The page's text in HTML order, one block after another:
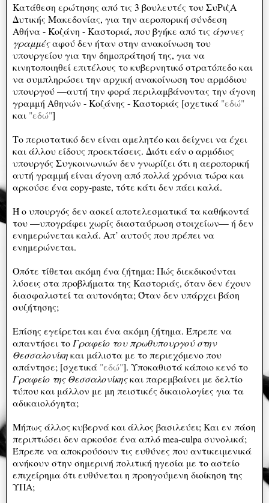
Κατάθεση ερώτησης από τις 3 βουλευτές του ΣυΡιζΑ
Δυτικής Μακεδονίας, για την αεροπορική σύνδεση
Αθήνα - Κοζάνη - Καστοριά, που βγήκε από τις άγονες
γραμμέςαφού δεν ήταν στην ανακοίνωση του
υπουργείου για την δημοπράτησή της, για να
κινητοποιηθεί επιτέλους το κυβερνητικό στρατόπεδο και
να συμπληρώσει την αρχική ανακοίνωση του αρμόδιου
υπουργού —αυτή την φορά περιλαμβάνοντας την άγονη
γραμμή Αθηνών - Κοζάνης - Καστοριάς [σχετικά "εδώ"
και "εδώ"]
Το περιστατικό δεν είναι αμελητέο και δείχνει να έχει
και άλλου είδους προεκτάσεις. Διότι εάν ο αρμόδιος
υπουργός Συγκοινωνιών δεν γνωρίζει ότι η αεροπορική
αυτή γραμμή είναι άγονη από πολλά χρόνια τώρα και
αρκούσε ένα copy-paste, τότε κάτι δεν πάει καλά.
Ή ο υπουργός δεν ασκεί αποτελεσματικά τα καθήκοντά
του —υπογράφει χωρίς διασταύρωση στοιχείων— ή δεν
ενημερώνεται καλά. Απ’ αυτούς που πρέπει να
ενημερώνεται.
Οπότε τίθεται ακόμη ένα ζήτημα: Πώς διεκδικούνται
λύσεις στα προβλήματα της Καστοριάς, όταν δεν έχουν
διασφαλιστεί τα αυτονόητα; Όταν δεν υπάρχει βάση
συζήτησης;
Επίσης εγείρεται και ένα ακόμη ζήτημα. Έπρεπε να
απαντήσει το Γραφείο του πρωθυπουργού στην
Θεσσαλονίκηκαι μάλιστα με το περιεχόμενο που
απάντησε; [σχετικά "εδώ"]. Υποκαθιστά κάποιο κενό το
Γραφείο της Θεσσαλονίκηςκαι παρεμβαίνει με δελτίο
τύπου και μάλλον με μη πειστικές δικαιολογίες για τα
αδικαιολόγητα;
Μήπως άλλος κυβερνά και άλλος βασιλεύει; Και εν πάση
περιπτώσει δεν αρκούσε ένα απλό mea-culpa συνολικά;
Έπρεπε να αποκρούσουν τις ευθύνες που αντικειμενικά
ανήκουν στην σημερινή πολιτική ηγεσία με το αστείο
επιχείρημα ότι ευθύνεται η προηγούμενη διοίκηση της
ΥΠΑ;